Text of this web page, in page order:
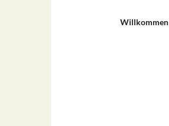
Willkommen